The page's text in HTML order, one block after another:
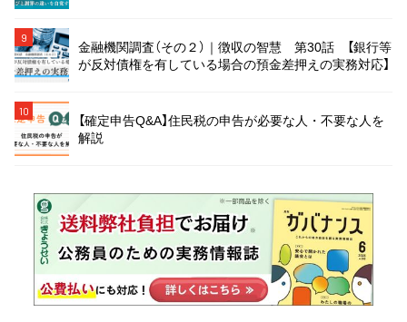
9
金融機関調査（その２）｜徴収の智慧 第30話 【銀行等
が反対債権を有している場合の預金差押えの実務対応】
10
【確定申告Q&A】住民税の申告が必要な人・不要な人を
解説